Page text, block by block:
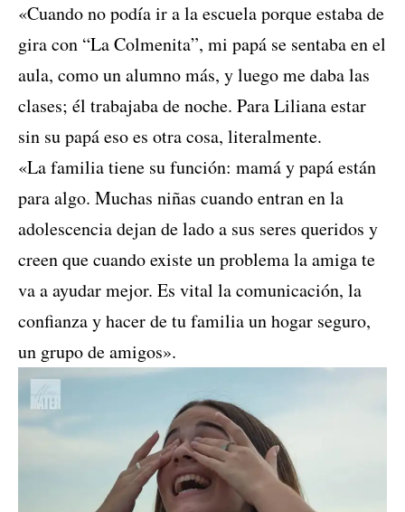
«Cuando no podía ir a la escuela porque estaba de
gira con “La Colmenita”, mi papá se sentaba en el
aula, como un alumno más, y luego me daba las
clases; él trabajaba de noche. Para Liliana estar
sin su papá eso es otra cosa, literalmente.
«La familia tiene su función: mamá y papá están
para algo. Muchas niñas cuando entran en la
adolescencia dejan de lado a sus seres queridos y
creen que cuando existe un problema la amiga te
va a ayudar mejor. Es vital la comunicación, la
confianza y hacer de tu familia un hogar seguro,
un grupo de amigos».